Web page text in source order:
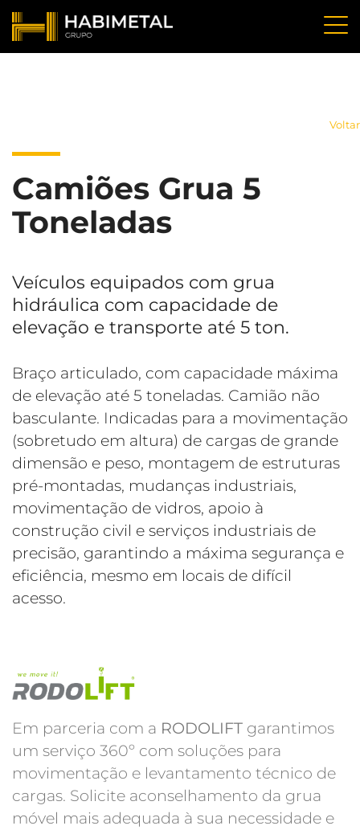
Voltar
Camiões Grua 5
Toneladas
Veículos equipados com grua
hidráulica com capacidade de
elevação e transporte até 5 ton.
Braço articulado, com capacidade máxima
de elevação até 5 toneladas. Camião não
basculante. Indicadas para a movimentação
(sobretudo em altura) de cargas de grande
dimensão e peso, montagem de estruturas
pré-montadas, mudanças industriais,
movimentação de vidros, apoio à
construção civil e serviços industriais de
precisão, garantindo a máxima segurança e
eficiência, mesmo em locais de difícil
acesso.
Em parceria com a RODOLIFT garantimos
um serviço 360º com soluções para
movimentação e levantamento técnico de
cargas. Solicite aconselhamento da grua
móvel mais adequada à sua necessidade e